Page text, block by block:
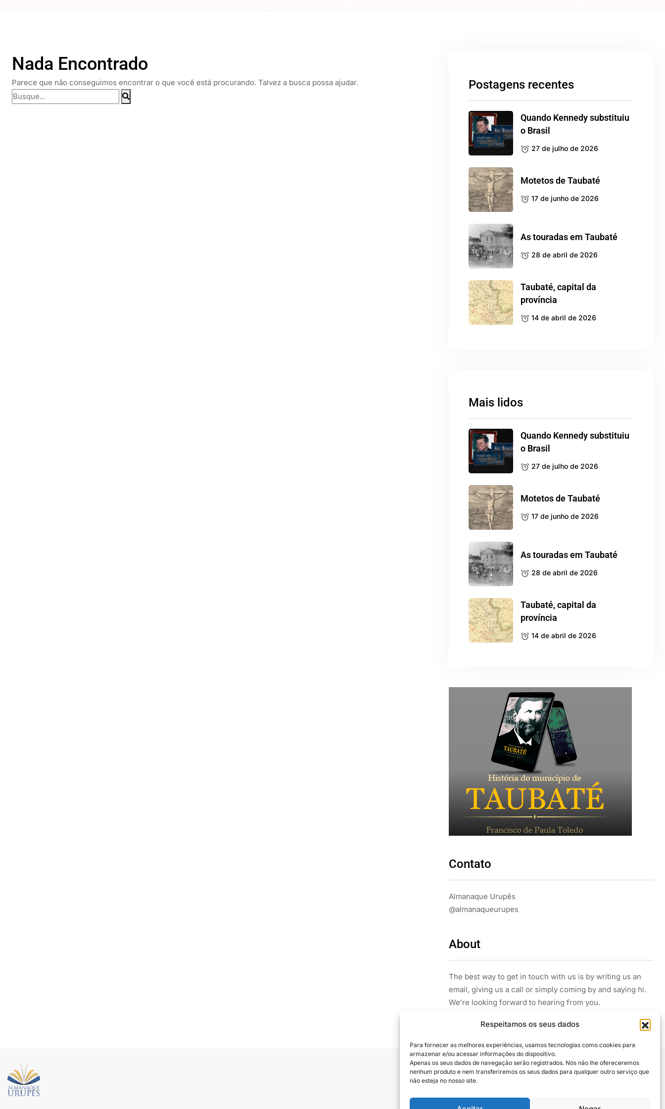
Respeitamos os seus dados
Para fornecer as melhores experiências, usamos tecnologias como cookies para
armazenar e/ou acessar informações do dispositivo.
Apenas os seus dados de navegação serão registrados. Nós não lhe ofereceremos
nenhum produto e nem transferiremos os seus dados para qualquer outro serviço que
não esteja no nosso site.
Nada Encontrado
Parece que não conseguimos encontrar o que você está procurando. Talvez a busca possa ajudar. Postagens recentes
Quando Kennedy substituiu
o Brasil
27 de julho de 2026
Motetos de Taubaté
17 de junho de 2026
As touradas em Taubaté
28 de abril de 2026
Taubaté, capital da
província
14 de abril de 2026
Mais lidos
Quando Kennedy substituiu
o Brasil
27 de julho de 2026
Motetos de Taubaté
17 de junho de 2026
As touradas em Taubaté
28 de abril de 2026
Taubaté, capital da
província
14 de abril de 2026
Contato
Almanaque Urupês
@almanaqueurupes
About
The best way to get in touch with us is by writing us an
email, giving us a call or simply coming by and saying hi.
We’re looking forward to hearing from you.
Siga e compartilhe